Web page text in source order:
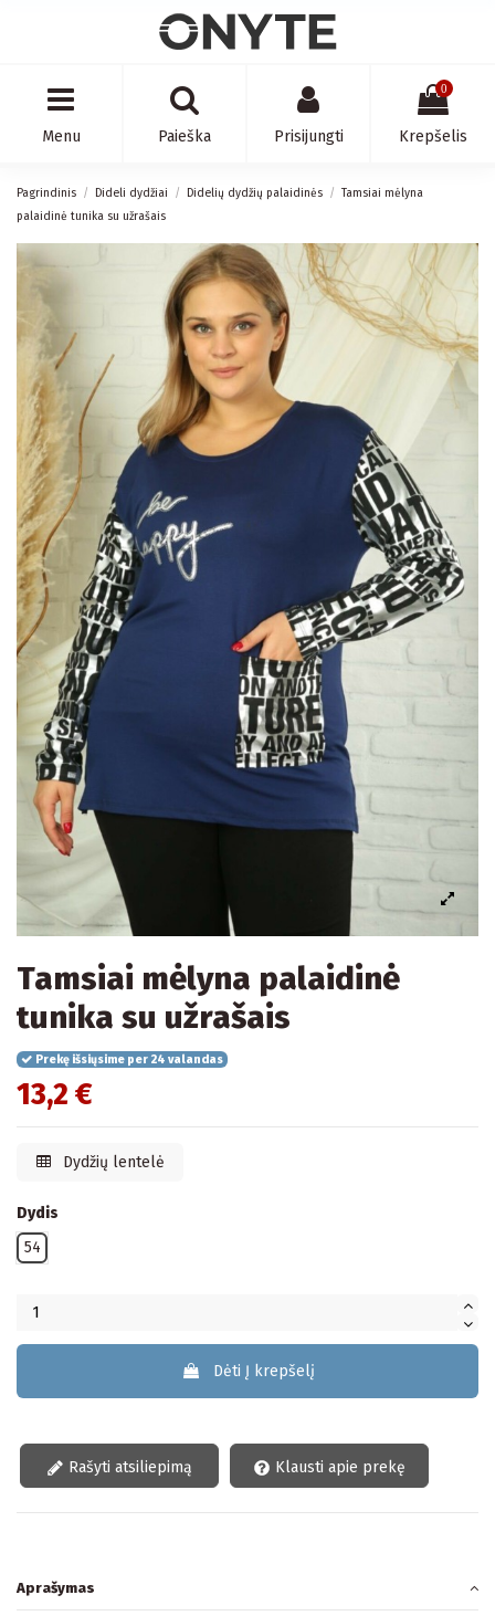
Menu Paieška Prisijungti
0
Krepšelis
Pagrindinis Dideli dydžiai Didelių dydžių palaidinės
Tamsiai mėlyna
palaidinė tunika su užrašais
Tamsiai mėlyna palaidinė
tunika su užrašais
Prekę išsiųsime per 24 valandas
13,2 €
Dydžių lentelė
Dydis
54
Dėti Į krepšelį
Rašyti atsiliepimą Klausti apie prekę
Aprašymas